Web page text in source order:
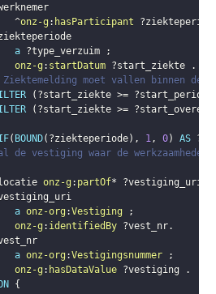
^
onz-g : hasParticipant
a ?type_verzuim
;
onz-g : startDatum ?start_ziekte
.
Ziektemelding moet vallen binnen de
( ?start_ziekte >= ?start_periode
( ?start_ziekte >=
( BOUND( ?ziekteperiode) , 1, 0) AS
de vestiging waar de
onz-g : partOf* ?vestiging_uri
a onz-org :Vestiging
;
onz-g : identifiedBy ?vest_nr.
a onz-org :Vestigingsnummer
;
onz-g : hasDataValue ?vestiging
.
{